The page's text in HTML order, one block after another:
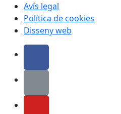
Avís legal
Política de cookies
Disseny web